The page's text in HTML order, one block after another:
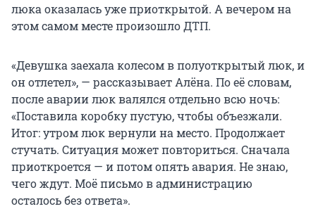
люка оказалась уже приоткрытой. А вечером на
этом самом месте произошло ДТП.
«Девушка заехала колесом в полуоткрытый люк, и
он отлетел», — рассказывает Алёна. По её словам,
после аварии люк валялся отдельно всю ночь:
«Поставила коробку пустую, чтобы объезжали.
Итог: утром люк вернули на место. Продолжает
стучать. Ситуация может повториться. Сначала
приоткроется — и потом опять авария. Не знаю,
чего ждут. Моё письмо в администрацию
осталось без ответа».